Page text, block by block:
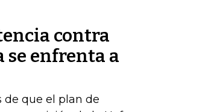
contra
enfrenta a
de que el plan de